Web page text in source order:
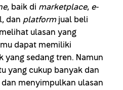
, baik di marketplace, e-
dan platformjual beli
ulasan yang
dapat memiliki
sedang tren. Namun
yang cukup banyak dan
menyimpulkan ulasan